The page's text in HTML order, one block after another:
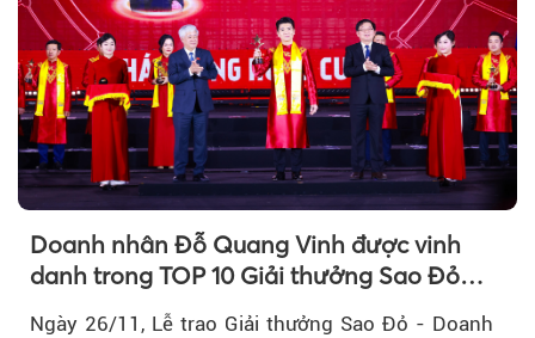
Doanh nhân Đỗ Quang Vinh được vinh
danh trong TOP 10 Giải thưởng Sao Đỏ
Ngày 26/11, Lễ trao Giải thưởng Sao Đỏ - Doanh